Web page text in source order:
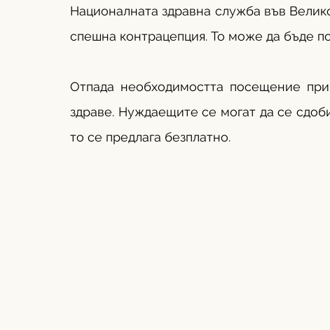
Националната здравна служба във
спешна контрацепция. То може да бъде
Отпада необходимостта посещение
здраве. Нуждаещите се могат да се
то се предлага безплатно.